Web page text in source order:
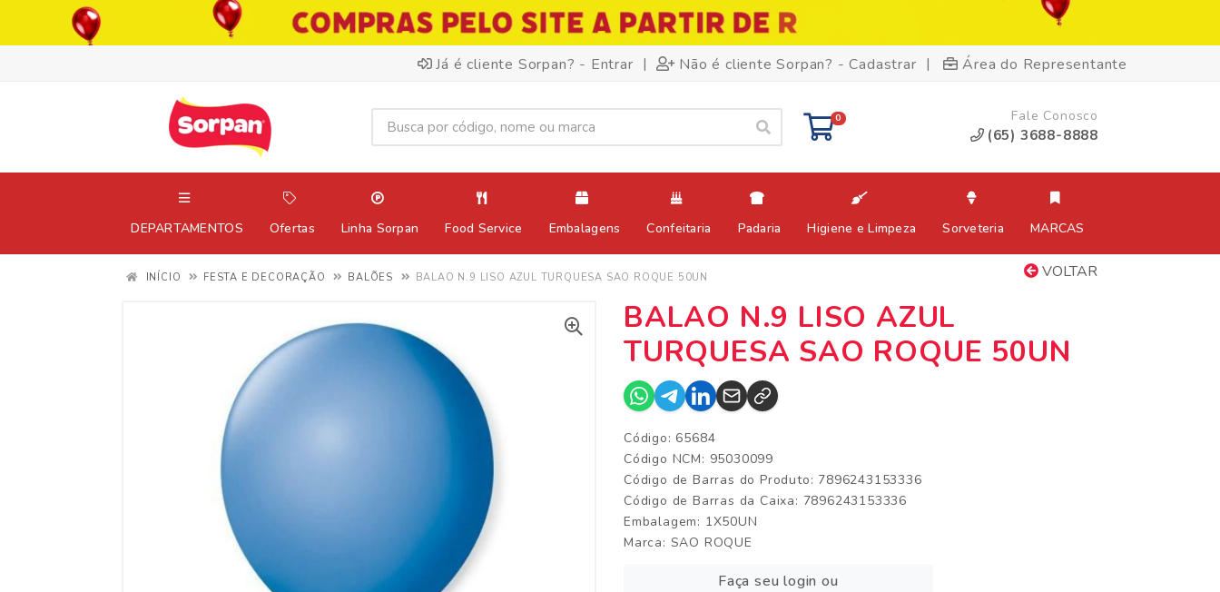
Já é cliente Sorpan? - Entrar | Não é cliente Sorpan? - Cadastrar | Área do Representante
0 Fale Conosco
(65) 3688-8888
DEPARTAMENTOS Ofertas Linha Sorpan Food Service Embalagens Confeitaria Padaria Higiene e Limpeza Sorveteria MARCAS
VOLTAR
INÍCIO FESTA E DECORAÇÃO BALÕES BALAO N.9 LISO AZUL TURQUESA SAO ROQUE 50UN
BALAO N.9 LISO AZUL
TURQUESA SAO ROQUE 50UN
Código: 65684
Código NCM: 95030099
Código de Barras do Produto: 7896243153336
Código de Barras da Caixa: 7896243153336
Embalagem: 1X50UN
Marca: SAO ROQUE
Faça seu login ou